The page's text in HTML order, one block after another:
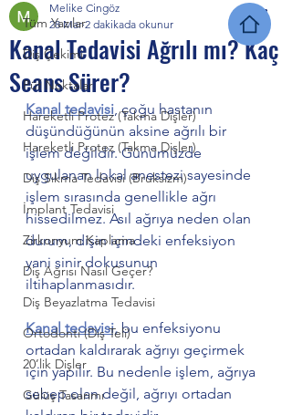
Tüm Yazılar
Diş Çekimi
Püf Noktalar
Hareketli Protez (Takma Dişler)
Hareketli Protez (Takma Dişler)
Diş Sıkma Tedavisi (Bruksizm)
İmplant Tedavisi
Zirkonyum Kaplama
Diş Ağrısı Nasıl Geçer?
Diş Beyazlatma Tedavisi
Ortodonti (Diş Teli)
20’lik Dişler
Gülüş Tasarımı
Kanal Tedavisi Ağrılı mı? Kaç
Seans Sürer?
Melike Cingöz
28 Mar 2 dakikada okunur
Kanal tedavisi, çoğu hastanın
düşündüğünün aksine ağrılı bir
işlem değildir. Günümüzde
uygulanan lokal anestezi sayesinde
işlem sırasında genellikle ağrı
hissedilmez. Asıl ağrıya neden olan
durum, dişin içindeki enfeksiyon
yani sinir dokusunun
iltihaplanmasıdır.
Kanal tedavisi, bu enfeksiyonu
ortadan kaldırarak ağrıyı geçirmek
için yapılır. Bu nedenle işlem, ağrıya
sebep olan değil, ağrıyı ortadan